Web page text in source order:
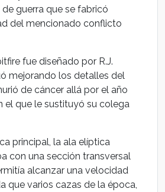
guerra que se fabricó
del mencionado conflicto
fue diseñado por R.J.
mejorando los detalles del
de cáncer allá por el año
el que le sustituyó su colega
principal, la ala elíptica
con una sección transversal
alcanzar una velocidad
que varios cazas de la época,